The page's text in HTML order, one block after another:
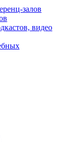
залов
видео